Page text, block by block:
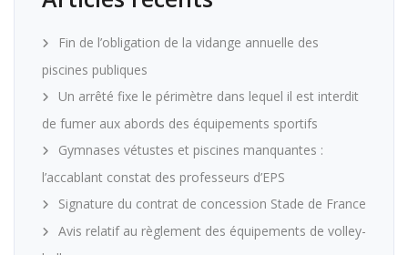
Fin de l’obligation de la vidange annuelle des
piscines publiques
Un arrêté fixe le périmètre dans lequel il est interdit
de fumer aux abords des équipements sportifs
Gymnases vétustes et piscines manquantes :
l’accablant constat des professeurs d’EPS
Signature du contrat de concession Stade de France
Avis relatif au règlement des équipements de volley-